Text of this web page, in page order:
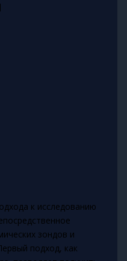
к исследованию
зондов и
подход, как